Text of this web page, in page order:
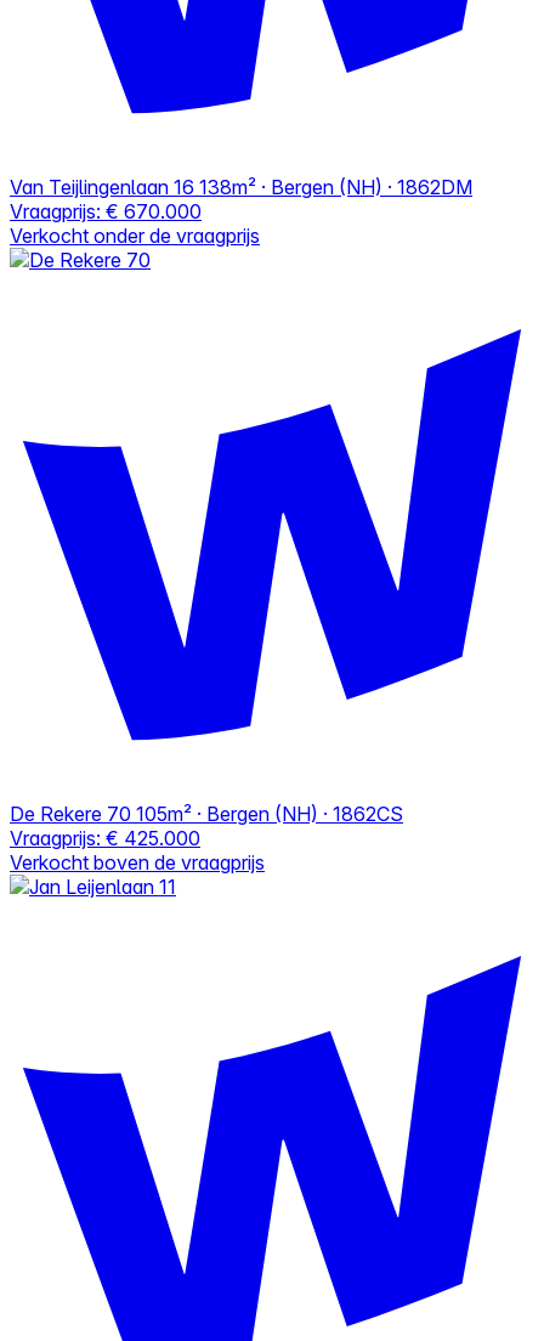
Van Teijlingenlaan 16 138m² · Bergen (NH) · 1862DM
Vraagprijs: € 670.000
Verkocht onder de vraagprijs
De Rekere 70 105m² · Bergen (NH) · 1862CS
Vraagprijs: € 425.000
Verkocht boven de vraagprijs